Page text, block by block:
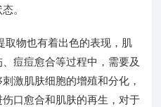
。
取物也有着出色的表现，肌
痘痘愈合等过程中，需要及
激肌肤细胞的增殖和分化，
口愈合和肌肤的再生，对于